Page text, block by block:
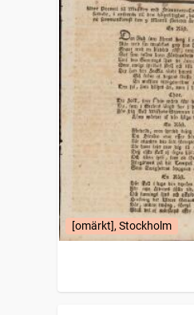
[omärkt], Stockholm